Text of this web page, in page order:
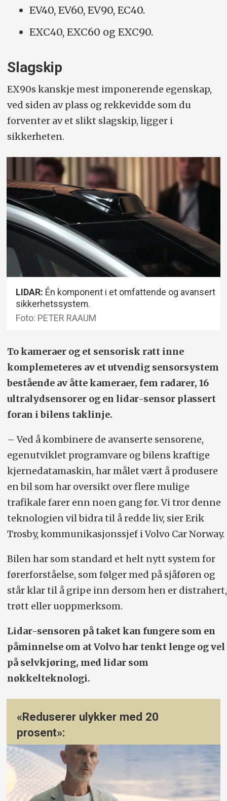
EV40, EV60, EV90, EC40.
EXC40, EXC60 og EXC90.
Slagskip
EX90s kanskje mest imponerende egenskap,
ved siden av plass og rekkevidde som du
forventer av et slikt slagskip, ligger i
sikkerheten.
LIDAR: Én komponent i et omfattende og avansert
sikkerhetssystem.
Foto: PETER RAAUM
To kameraer og et sensorisk ratt inne
komplemeteres av et utvendig sensorsystem
bestående av åtte kameraer, fem radarer, 16
ultralydsensorer og en lidar-sensor plassert
foran i bilens taklinje.
– Ved å kombinere de avanserte sensorene,
egenutviklet programvare og bilens kraftige
kjernedatamaskin, har målet vært å produsere
en bil som har oversikt over flere mulige
trafikale farer enn noen gang før. Vi tror denne
teknologien vil bidra til å redde liv, sier Erik
Trosby, kommunikasjonssjef i Volvo Car Norway.
Bilen har som standard et helt nytt system for
førerforståelse, som følger med på sjåføren og
står klar til å gripe inn dersom hen er distrahert,
trøtt eller uoppmerksom.
Lidar-sensoren på taket kan fungere som en
påminnelse om at Volvo har tenkt lenge og vel
på selvkjøring, med lidar som
nøkkelteknologi.
«Reduserer ulykker med 20
prosent»: